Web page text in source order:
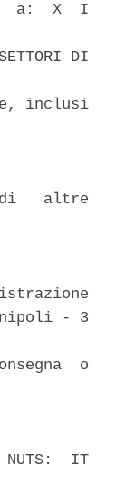
a:  X  I
DI
inclusi
altre
- 3
o
NUTS:  IT